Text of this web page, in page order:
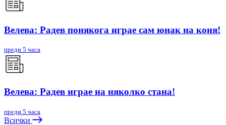
Велева: Радев понякога играе сам юнак на коня!
преди 5 часа
Велева: Радев играе на няколко стана!
преди 5 часа
Всички